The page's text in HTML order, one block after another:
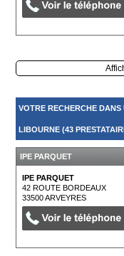
VOTRE RECHERCHE
LIBOURNE (43
IPE PARQUET
IPE PARQUET
42 ROUTE BORDEAUX
33500ARVEYRES